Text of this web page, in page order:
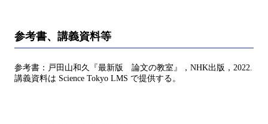
参考書、講義資料等
参考書：戸田山和久『最新版 論文の教室』，NHK出版，2022.
講義資料は Science Tokyo LMS で提供する。